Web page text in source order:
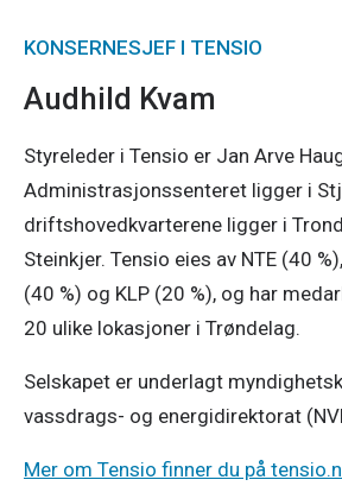
KONSERNESJEF I TENSIO
Audhild Kvam
Styreleder i Tensio er Jan Arve
Administrasjonssenteret ligger i
driftshovedkvarterene ligger i
Steinkjer. Tensio eies av NTE (40
(40 %) og KLP (20 %), og har
20 ulike lokasjoner i Trøndelag.
Selskapet er underlagt
vassdrags- og energidirektorat
Mer om Tensio finner du på